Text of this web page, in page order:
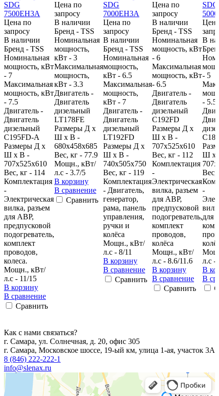
Цена по
запросу
В наличии
Бренд - TSS
Номинальная
мощность, кВт
- 7
Максимальная
мощность, кВт
- 7.5
Двигатель -
Двигатель
дизельный
C195FD-A
Размеры Д х
Ш х В -
707х525х610
Вес, кг - 114
Комплектация
-
Электрическая
вилка, разъем
для АВР,
предпусковой
подогреватель,
комплект
проводов,
колеса.
Мощн., кВт/
л.с - 11/15
В корзину
В сравнение
Сравнить
Цена по
запросу
В наличии
Бренд - TSS
Номинальная
мощность,
кВт - 3
Максимальная
мощность,
кВт - 3.3
Двигатель -
Двигатель
дизельный
LT178FE
Размеры Д х
Ш х В -
680х458х685
Вес, кг - 77.9
Мощн., кВт/
л.с - 3.7/5
В корзину
В сравнение
Сравнить
Цена по
запросу
В наличии
Бренд - TSS
Номинальная
мощность,
кВт - 6.5
Максимальная
мощность,
кВт - 7
Двигатель -
Двигатель
дизельный
LT192FD
Размеры Д х
Ш х В -
740х505х750
Вес, кг - 119
Комплектация
- Двигатель,
генератор,
рама, панель
управления,
ручки и
колёса
Мощн., кВт/
л.с - 8/11
В корзину
В сравнение
Сравнить
Цена по
запросу
В наличии
Бренд - TSS
Номинальная
мощность, кВт
- 6
Максимальная
мощность, кВт
- 6.5
Двигатель -
Двигатель
дизельный
C192FD
Размеры Д х
Ш х В -
707х525х610
Вес, кг - 112
Комплектация
-
Электрическая
вилка, разъем
для АВР,
предпусковой
подогреватель,
комплект
проводов,
колёса
Мощн., кВт/
л.с - 8.6/11.6
В корзину
В сравнение
Сравнить
В
- 5
- 5.5
Ш х
Вес,
-
для
л.с -
В
В
Как с нами связаться?
г. Самара, ул. Солнечная, д. 20, офис 305
г. Самара, Московское шоссе, 19-ый км, улица 1-ая, участок 3А
8 (846) 222-222-1
info@slenax.ru